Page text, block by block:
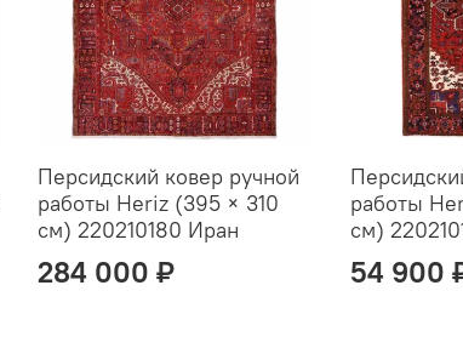
симметрия, а ручная
Персидский ковер ручной
работы Heriz (395 × 310
см) 220210180 Иран
284 000 ₽
работы
см)
54 900